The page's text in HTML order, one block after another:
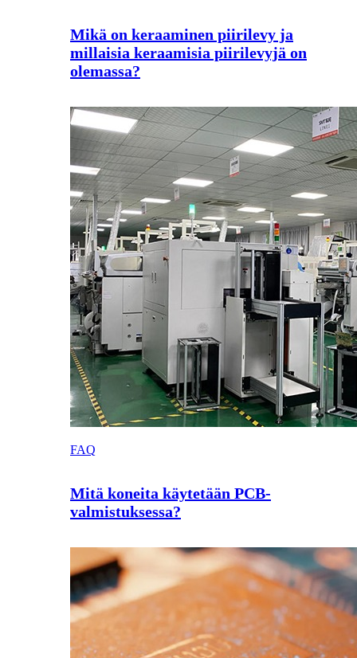
Mikä on keraaminen piirilevy ja
millaisia keraamisia piirilevyjä on
olemassa?
FAQ
Mitä koneita käytetään PCB-
valmistuksessa?